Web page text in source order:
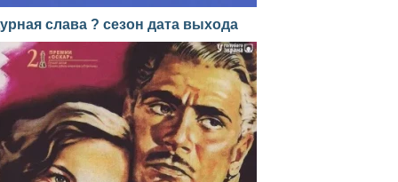
слава ? сезон дата выхода